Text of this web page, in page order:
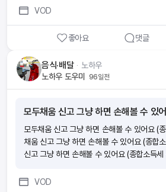
VOD
좋아요 댓글
음식·배달ᆞ 노하우
노하우 도우미 96일전
모두채움 신고 그냥 하면 손해볼 수 있어요 (
채움 신고 그냥 하면 손해볼 수 있어요 (종합
신고 그냥 하면 손해볼 수 있어요 (종합소득
VOD